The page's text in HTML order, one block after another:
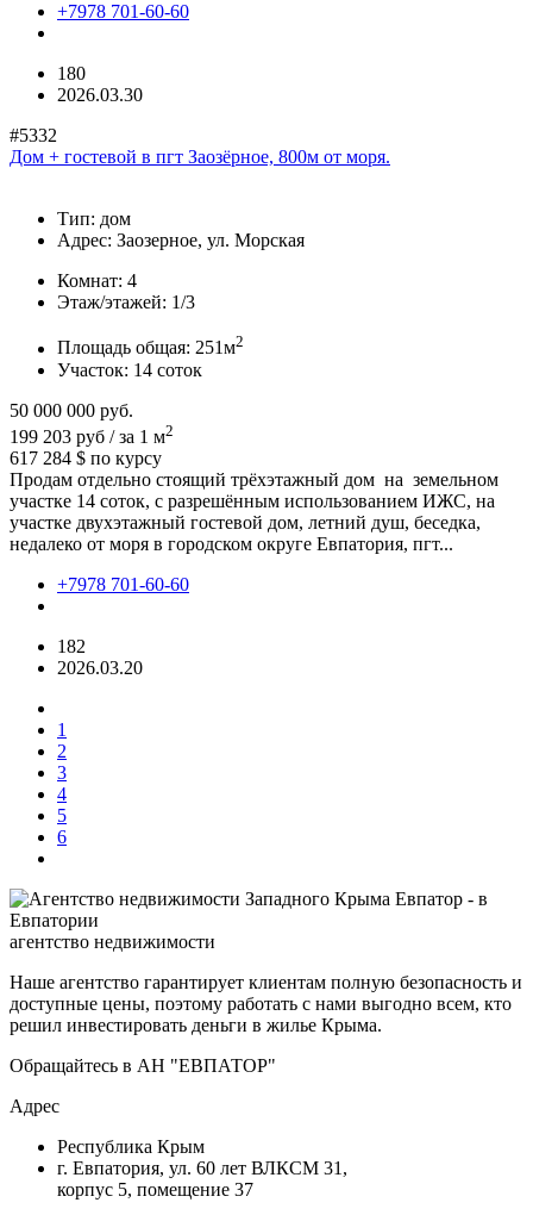
+7978 701-60-60
180
2026.03.30
#5332
Дом + гостевой в пгт Заозёрное, 800м от моря.
Тип: дом
Адрес: Заозерное, ул. Морская
Комнат: 4
Этаж/этажей: 1/3
Площадь общая: 251м2
Участок: 14 соток
50 000 000 руб.
199 203 руб / за 1 м2
617 284 $ по курсу
Продам отдельно стоящий трёхэтажный дом на земельном
участке 14 соток, с разрешённым использованием ИЖС, на
участке двухэтажный гостевой дом, летний душ, беседка,
недалеко от моря в городском округе Евпатория, пгт...
+7978 701-60-60
182
2026.03.20
1
2
3
4
5
6
агентство недвижимости
Наше агентство гарантирует клиентам полную безопасность и
доступные цены, поэтому работать с нами выгодно всем, кто
решил инвестировать деньги в жилье Крыма.
Обращайтесь в АН "ЕВПАТОР"
Адрес
Республика Крым
г. Евпатория, ул. 60 лет ВЛКСМ 31,
корпус 5, помещение 37